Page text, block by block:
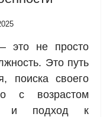
это не просто
Это путь
поиска своего
с возрастом
и подход к